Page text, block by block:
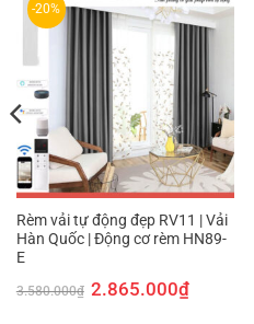
-20%
Rèm vải tự động đẹp RV11 | Vải
Hàn Quốc | Động cơ rèm HN89-
E
3.580.000₫ Giá
gốc
2.865.000₫Giá